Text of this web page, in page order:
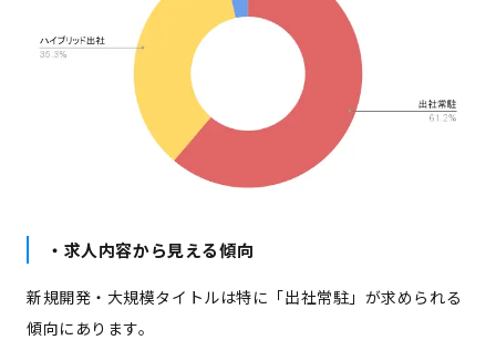
・求人内容から見える傾向
新規開発・大規模タイトルは特に「出社常駐」が求められる
傾向にあります。